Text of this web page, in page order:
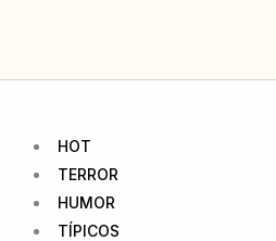
HOT
TERROR
HUMOR
TÍPICOS